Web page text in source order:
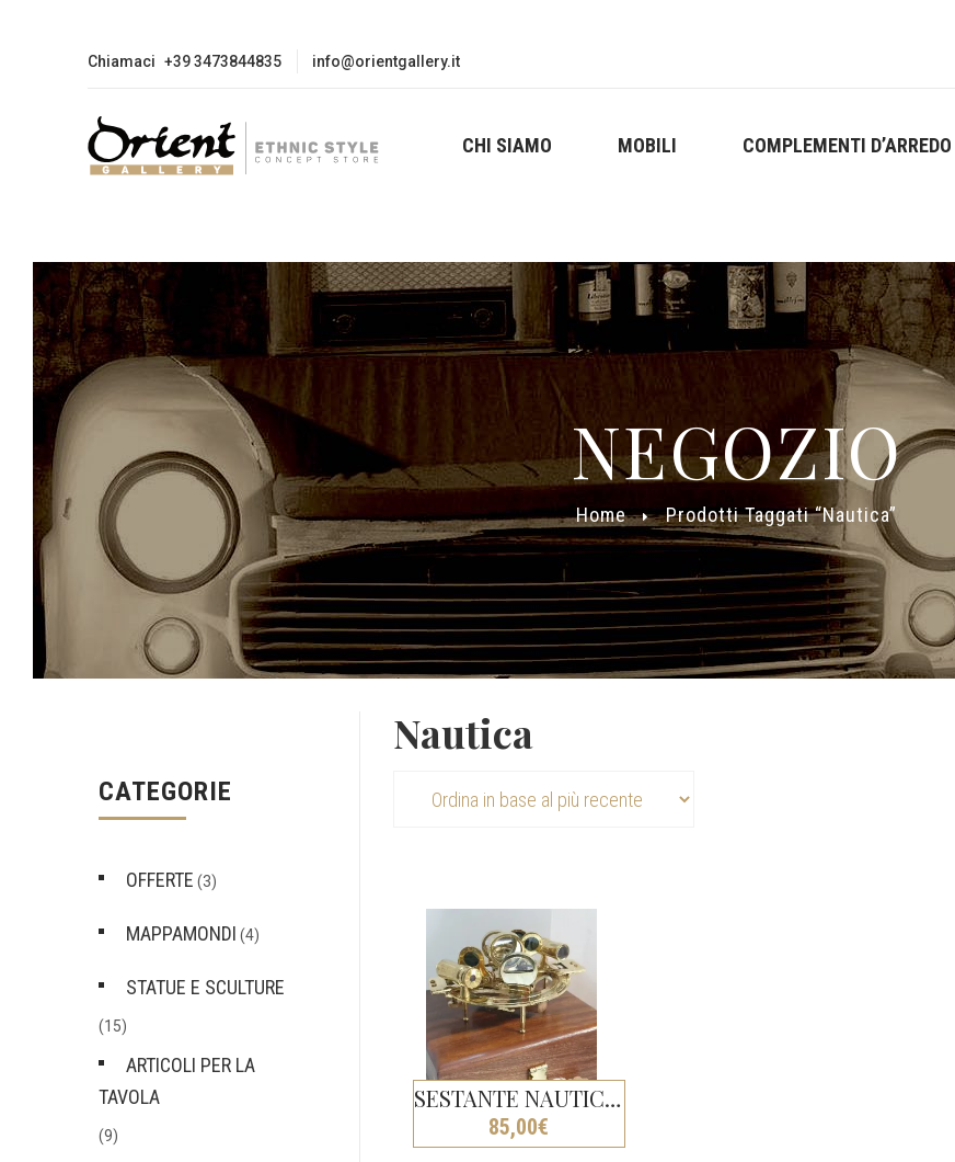
Chiamaci +39 3473844835 info@orientgallery.it
CHI SIAMO MOBILI COMPLEMENTI D’ARREDO
Home Prodotti Taggati “nautica”
NEGOZIO
CATEGORIE
OFFERTE (3)
MAPPAMONDI (4)
STATUE E SCULTURE
(15)
ARTICOLI PER LA
TAVOLA
(9)
Nautica
SESTANTE NAUTICO OTTONE LUCIDO MAXI
85,00€